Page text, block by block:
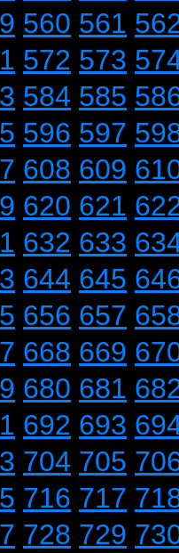
560 561
572 573
584 585
596 597
608 609
620 621
632 633
644 645
656 657
668 669
680 681
692 693
704 705
716 717
728 729